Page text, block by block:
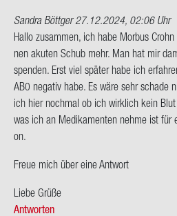
Sandra Böttger27.12.2024, 02:06 Uhr
Hallo zu­sam­men, ich habe Mor­bus
nen aku­ten Schub mehr. Man hat mir
spen­den. Erst viel spä­ter habe ich
AB0 ne­ga­tiv habe. Es wäre sehr scha­de
ich hier noch­mal ob ich wirk­lich kein
was ich an Me­di­ka­men­ten nehme ist
on.
Freue mich über eine Ant­wort
Liebe Grüße
Antworten